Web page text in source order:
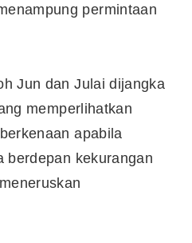
permintaan
Jun dan Julai dijangka
memperlihatkan
apabila
berdepan kekurangan